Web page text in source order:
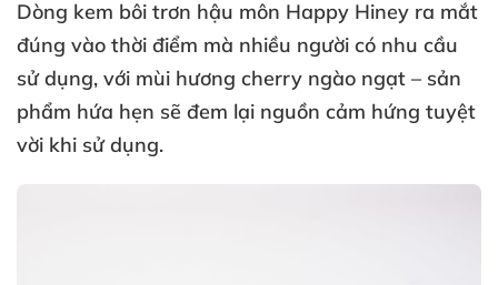
Dòng kem bôi trơn hậu môn Happy Hiney ra mắt
đúng vào thời điểm mà nhiều người có nhu cầu
sử dụng, với mùi hương cherry ngào ngạt – sản
phẩm hứa hẹn sẽ đem lại nguồn cảm hứng tuyệt
vời khi sử dụng.